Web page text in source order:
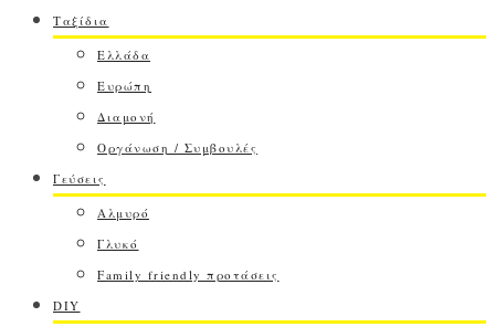
Ταξίδια
Ελλάδα
Ευρώπη
Διαμονή
Οργάνωση / Συμβουλές
Γεύσεις
Αλμυρό
Γλυκό
Family friendly προτάσεις
DIY